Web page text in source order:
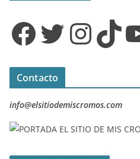
Facebook Twitter InstagramTikTok YouTube
Contacto
info@elsitiodemiscromos.com